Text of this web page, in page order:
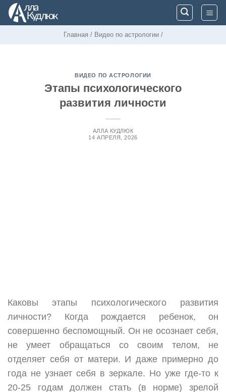
Skip
Главная / Видео по астрологии /
ВИДЕО ПО АСТРОЛОГИИ
Этапы психологического
развития личности
АЛЛА КУДЛЮК
14 АПРЕЛЯ, 2026
Каковы этапы психологического развития
личности? Когда рождается ребенок, он
совершенно беспомощный. Он не осознает себя,
не умеет обращаться со своим телом, не
отделяет себя от матери. И даже примерно до
года не узнает себя в зеркале. Но уже где-то к
20-25 годам должен стать (в норме) зрелой